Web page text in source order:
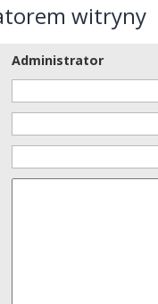
witryny
Administrator